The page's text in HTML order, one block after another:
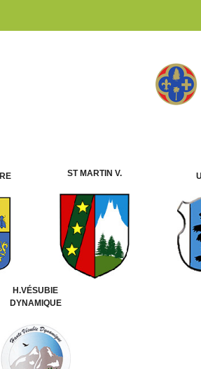
ST MARTIN V.
H.VÉSUBIE
DYNAMIQUE